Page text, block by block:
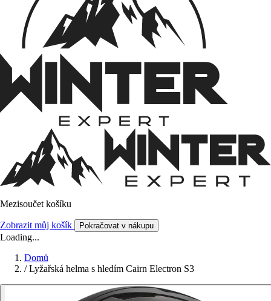
Mezisoučet košíku
Zobrazit můj košík Pokračovat v nákupu
Loading...
Domů
/ Lyžařská helma s hledím Cairn Electron S3